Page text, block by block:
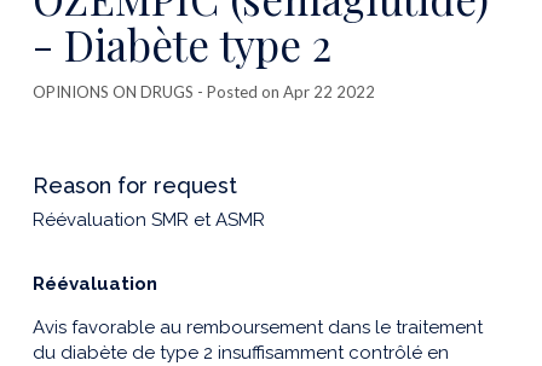
- Diabète type 2
OPINIONS ON DRUGS - Posted on Apr 22 2022
Reason for request
Réévaluation SMR et ASMR
Réévaluation
Avis favorable au remboursement dans le traitement
du diabète de type 2 insuffisamment contrôlé en